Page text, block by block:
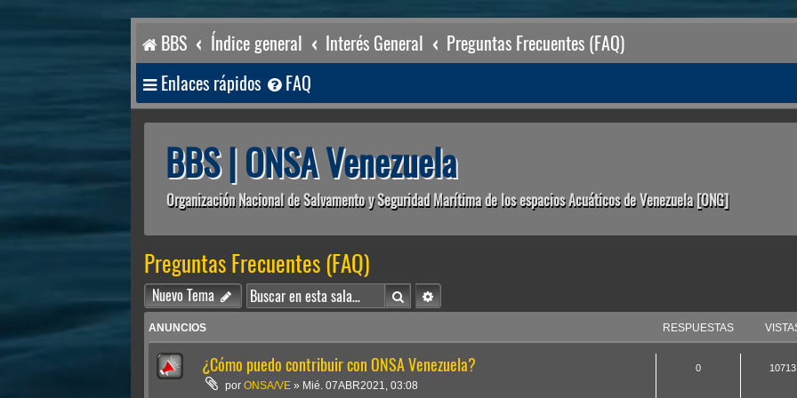
BBS Índice general Interés General Preguntas Frecuentes (FAQ)
Enlaces rápidos FAQ
BBS | ONSA Venezuela
Organización Nacional de Salvamento y Seguridad Marítima de los espacios Acuáticos de Venezuela [ONG]
Preguntas Frecuentes (FAQ)
Nuevo Tema BuscarBúsqueda avanzada
ANUNCIOS RESPUESTAS
¿Cómo puedo contribuir con ONSA Venezuela?
porONSA/VE » Mié. 07ABR2021, 03:08
0 10713